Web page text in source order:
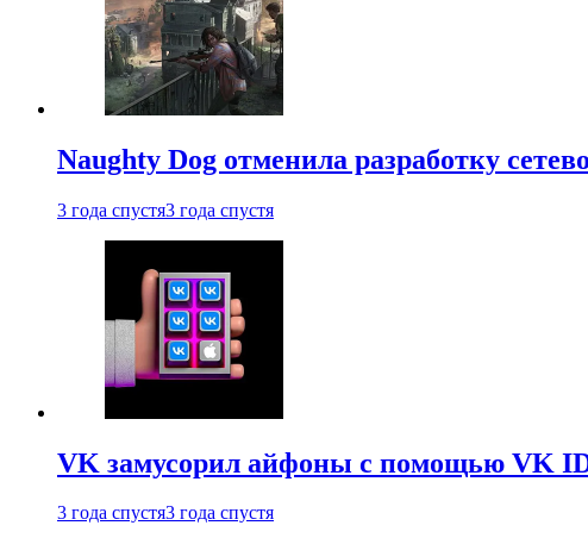
Naughty Dog отменила разработку
3 года спустя3 года спустя
VK замусорил айфоны с помощью VK
3 года спустя3 года спустя